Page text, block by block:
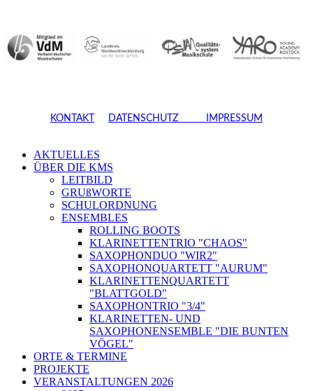
KONTAKT DATENSCHUTZ IMPRESSUM
AKTUELLES
ÜBER DIE KMS
LEITBILD
GRUßWORTE
SCHULORDNUNG
ENSEMBLES
ROLLING BOOTS
KLARINETTENTRIO "CHAOS"
SAXOPHONDUO "WIR2"
SAXOPHONQUARTETT "AURUM"
KLARINETTENQUARTETT
"BLATTGOLD"
SAXOPHONTRIO "3/4"
KLARINETTEN- UND
SAXOPHONENSEMBLE "DIE BUNTEN
VÖGEL"
ORTE & TERMINE
PROJEKTE
VERANSTALTUNGEN 2026